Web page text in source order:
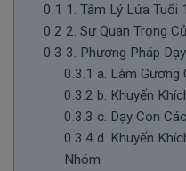
0.1 1. Tâm Lý Lứa Tuổi
0.2 2. Sự Quan Trọng
0.3 3. Phương Pháp
0.3.1 a. Làm Gương
0.3.2 b. Khuyến
0.3.3 c. Dạy Con
0.3.4d. Khuyến
Nhóm